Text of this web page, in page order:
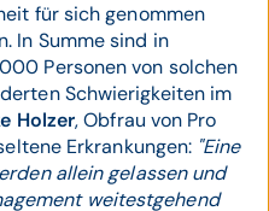
für sich genommen
In Summe sind in
Personen von solchen
Schwierigkeiten im
Holzer, Obfrau von Pro
Erkrankungen: "Eine
allein gelassen und
weitestgehend